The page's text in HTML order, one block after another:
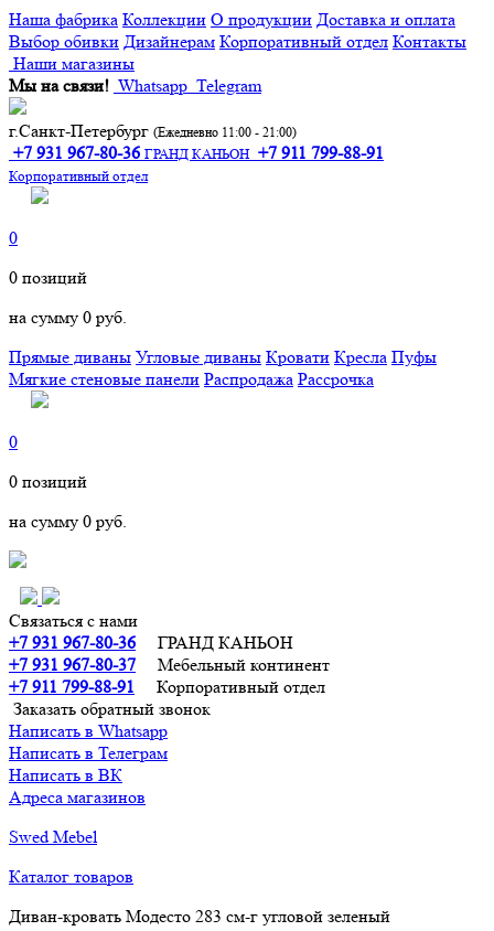
Наша фабрика Коллекции О продукции Доставка и оплата
Выбор обивки Дизайнерам Корпоративный отдел Контакты
Наши магазины
Мы на связи! Whatsapp Telegram
г.Санкт-Петербург (Ежедневно 11:00 - 21:00)
+7 931 967-80-36 ГРАНД КАНЬОН +7 911 799-88-91‬
Корпоративный отдел
0
0 позиций
на сумму 0 руб.
Прямые диваны Угловые диваны Кровати Кресла Пуфы
Мягкие стеновые панели Распродажа Рассрочка
0
0 позиций
на сумму 0 руб.
Связаться с нами
+7 931 967-80-36
ГРАНД КАНЬОН
+7 931 967-80-37
Мебельный континент
+7 911 799-88-91‬
Корпоративный отдел
Заказать обратный звонок
Написать в Whatsapp
Написать в Телеграм
Написать в ВК
Адреса магазинов
Swed Mebel
Каталог товаров
Диван-кровать Модесто 283 см-г угловой зеленый